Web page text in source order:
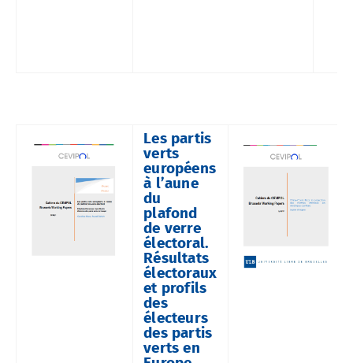
Les partis
verts
européens
à l’aune
du
plafond
de verre
électoral.
Résultats
électoraux
et profils
des
électeurs
des partis
verts en